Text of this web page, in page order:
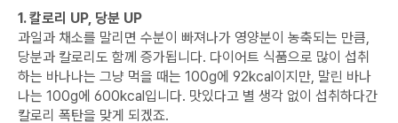
1. 칼로리 UP, 당분 UP
과일과 채소를 말리면 수분이 빠져나가 영양분이 농축되는 만큼,
당분과 칼로리도 함께 증가됩니다. 다이어트 식품으로 많이 섭취
하는 바나나는 그냥 먹을 때는 100g에 92kcal이지만, 말린 바나
나는 100g에 600kcal입니다. 맛있다고 별 생각 없이 섭취하다간
칼로리 폭탄을 맞게 되겠죠.